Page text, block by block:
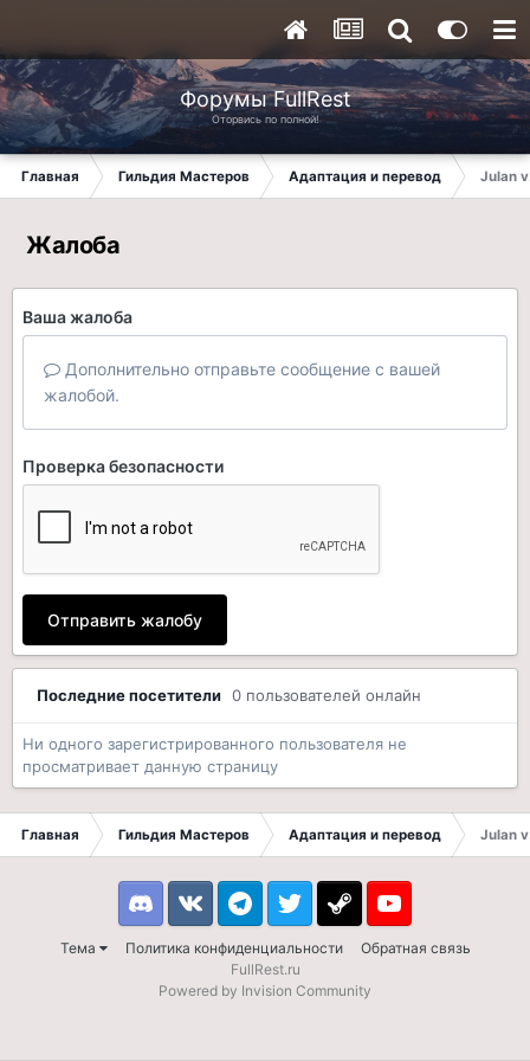
Форумы FullRest
Оторвись по полной!
Главная Гильдия Мастеров Адаптация и перевод Julan
Жалоба
Ваша жалоба
Дополнительно отправьте сообщение с вашей
жалобой.
Проверка безопасности
Отправить жалобу
Последние посетители 0 пользователей онлайн
Ни одного зарегистрированного пользователя не
просматривает данную страницу
Главная Гильдия Мастеров Адаптация и перевод Julan
Тема Политика конфиденциальности Обратная связь
DiscordVK TelegramTwitter Steam Youtube
FullRest.ru
Powered by Invision Community